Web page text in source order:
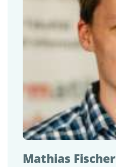
Mathias Fischer